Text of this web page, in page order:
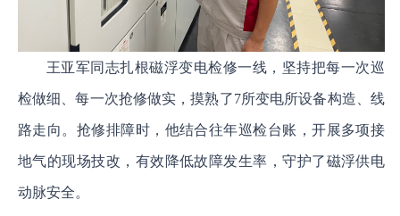
王亚军同志扎根磁浮变电检修一线，坚持把每一次巡
检做细、每一次抢修做实，摸熟了7所变电所设备构造、线
路走向。抢修排障时，他结合往年巡检台账，开展多项接
地气的现场技改，有效降低故障发生率，守护了磁浮供电
动脉安全。